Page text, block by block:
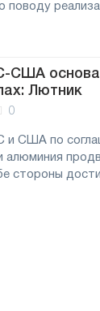
поводу
США
Лютник
0
и США по
алюминия
стороны